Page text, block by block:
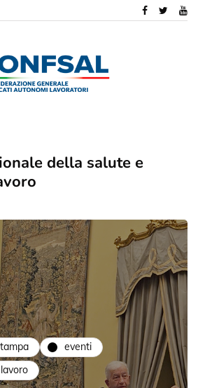
della salute e
eventi